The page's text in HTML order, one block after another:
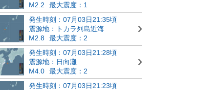
M2.2
最大震度：1
発生時刻：07月03日21:35頃
震源地：トカラ列島近海
M2.8
最大震度：2
発生時刻：07月03日21:28頃
震源地：日向灘
M4.0
最大震度：2
発生時刻：07月03日21:23頃